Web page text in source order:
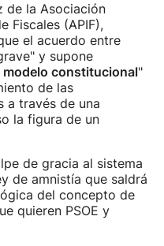
de la Asociación
Fiscales (APIF),
el acuerdo entre
y supone
modelo constitucional"
de las
a través de una
la figura de un
de gracia al sistema
de amnistía que saldrá
del concepto de
quieren PSOE y